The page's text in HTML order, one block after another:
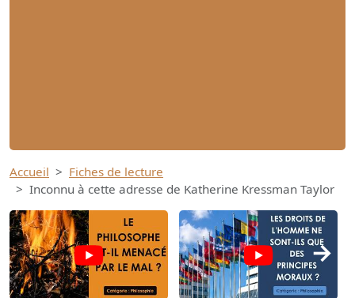
Accueil
Fiches de lecture
Inconnu à cette adresse de Katherine Kressman Taylor
→